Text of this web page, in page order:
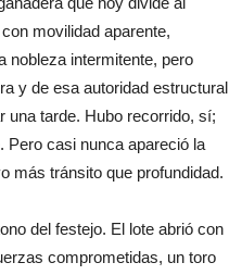
movilidad aparente,
nobleza intermitente, pero
y de esa autoridad estructural
una tarde. Hubo recorrido, sí;
Pero casi nunca apareció la
más tránsito que profundidad.
del festejo. El lote abrió con
comprometidas, un toro